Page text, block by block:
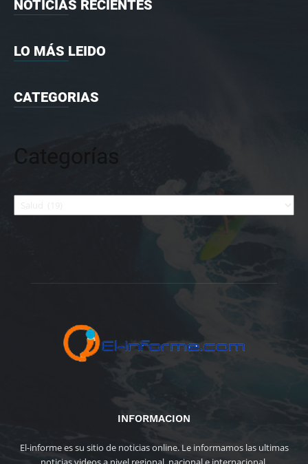
NOTICIAS RECIENTES
LO MÁS LEIDO
CATEGORIAS
Categorías
Categorías
INFORMACION
El-informe es su sitio de noticias online. Le informamos las ultimas